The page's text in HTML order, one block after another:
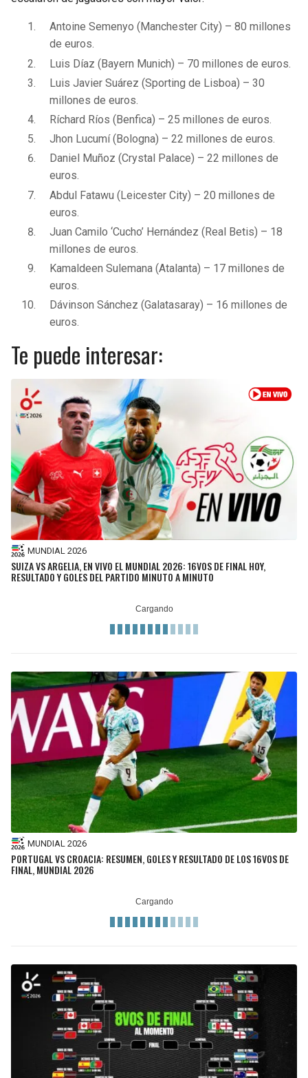
Antoine Semenyo (Manchester City) – 80 millones
de euros.
Luis Díaz (Bayern Munich) – 70 millones de euros.
Luis Javier Suárez (Sporting de Lisboa) – 30
millones de euros.
Ríchard Ríos (Benfica) – 25 millones de euros.
Jhon Lucumí (Bologna) – 22 millones de euros.
Daniel Muñoz (Crystal Palace) – 22 millones de
euros.
Abdul Fatawu (Leicester City) – 20 millones de
euros.
Juan Camilo ‘Cucho’ Hernández (Real Betis) – 18
millones de euros.
Kamaldeen Sulemana (Atalanta) – 17 millones de
euros.
Dávinson Sánchez (Galatasaray) – 16 millones de
euros.
Te puede interesar:
MUNDIAL 2026
SUIZA VS ARGELIA, EN VIVO EL MUNDIAL 2026: 16VOS DE FINAL HOY,
RESULTADO Y GOLES DEL PARTIDO MINUTO A MINUTO
MUNDIAL 2026
PORTUGAL VS CROACIA: RESUMEN, GOLES Y RESULTADO DE LOS 16VOS DE
FINAL, MUNDIAL 2026